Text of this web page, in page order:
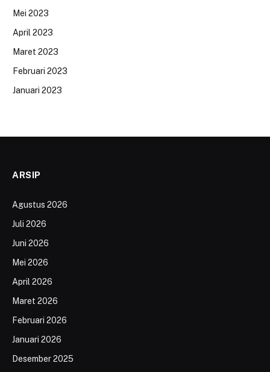
Mei 2023
April 2023
Maret 2023
Februari 2023
Januari 2023
ARSIP
Agustus 2026
Juli 2026
Juni 2026
Mei 2026
April 2026
Maret 2026
Februari 2026
Januari 2026
Desember 2025